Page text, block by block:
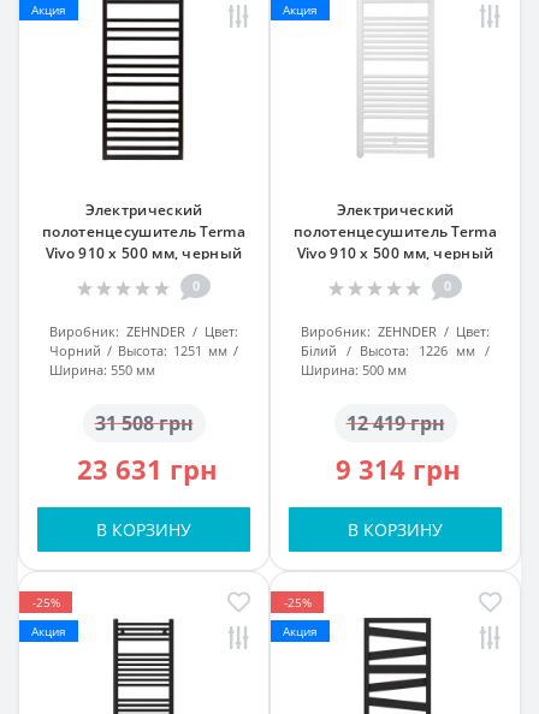
Акция
Электрический
полотенцесушитель Terma
Vivo 910 x 500 мм, черный
0
Виробник: ZEHNDER
Цвет:
Чорний
Высота: 1251 мм
Ширина: 550 мм
31 508 грн
23 631 грн
В КОРЗИНУ
Акция
Электрический
полотенцесушитель Terma
Vivo 910 x 500 мм, черный
0
Виробник: ZEHNDER
Цвет:
Білий
Высота:
1226 мм
Ширина: 500 мм
12 419 грн
9 314 грн
В КОРЗИНУ
-25%
Акция
-25%
Акция